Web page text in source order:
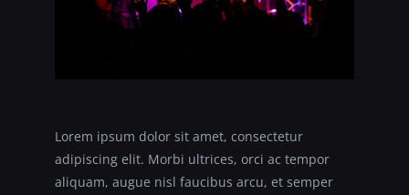
Lorem ipsum dolor sit amet, consectetur
adipiscing elit. Morbi ultrices, orci ac tempor
aliquam, augue nisl faucibus arcu, et semper